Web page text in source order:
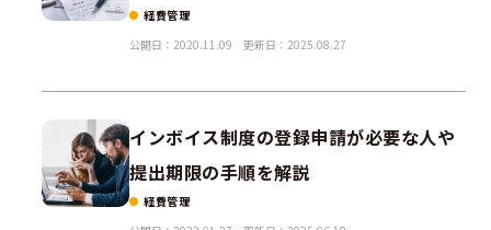
経費管理
公開日：2020.11.09
更新日：2025.08.27
インボイス制度の登録申請が必要な人や
提出期限の手順を解説
経費管理